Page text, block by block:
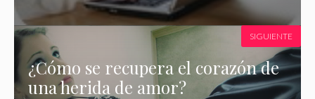
¿Cómo se recupera el corazón de
una herida de amor?
SIGUIENTE